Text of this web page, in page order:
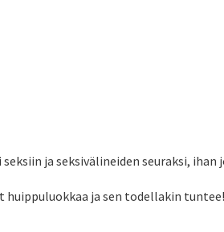
ja seksivälineiden seuraksi, ihan
ja sen todellakin tuntee!